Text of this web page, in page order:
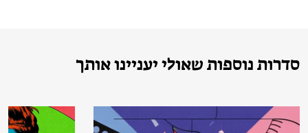
סדרות נוספות שאולי יעניינו אותך